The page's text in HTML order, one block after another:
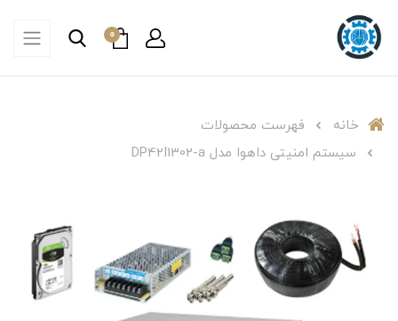
0
خانه
فهرست محصولات
سیستم امنیتی داهوا مدل DP42I1302-a